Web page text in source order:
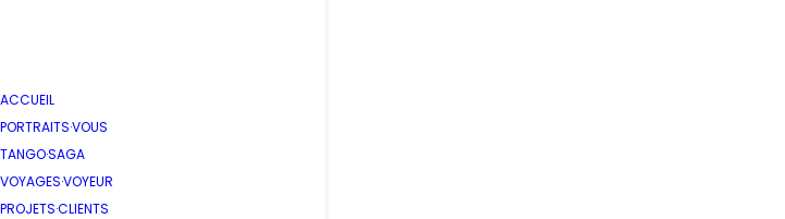
ACCUEIL
PORTRAITS·VOUS
TANGO·SAGA
VOYAGES·VOYEUR
PROJETS·CLIENTS